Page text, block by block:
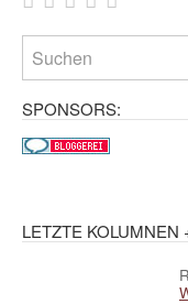
SPONSORS:
LETZTE KOLUMNEN